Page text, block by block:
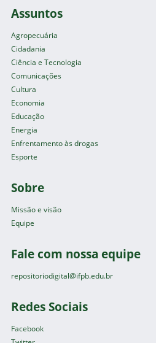
Assuntos
Agropecuária
Cidadania
Ciência e Tecnologia
Comunicações
Cultura
Economia
Educação
Energia
Enfrentamento às drogas
Esporte
Sobre
Missão e visão
Equipe
Fale com nossa equipe
repositoriodigital@ifpb.edu.br
Redes Sociais
Facebook